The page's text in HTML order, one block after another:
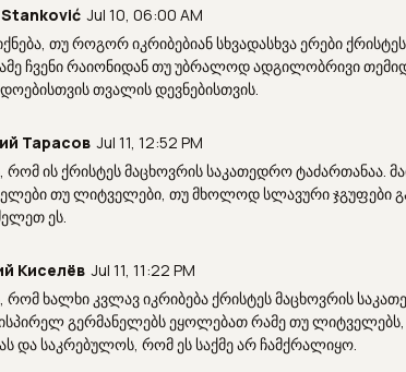
Stanković Jul 10, 06:00 AM
თუ როგორ იკრიბებიან სხვადასხვა ერები
ჩვენი რაიონიდან თუ უბრალოდ ადგილობრივი
თვალის დევნებისთვის.
Тарасов Jul 11, 12:52 PM
რომ ის ქრისტეს მაცხოვრის საკათედრო ტაძართანაა.
თუ ლიტველები, თუ მხოლოდ სლავური
ეს.
Киселёв Jul 11, 11:22 PM
რომ ხალხი კვლავ იკრიბება ქრისტეს მაცხოვრის
გერმანელებს ეყოლებათ რამე თუ
და საკრებულოს, რომ ეს საქმე არ ჩამქრალიყო.